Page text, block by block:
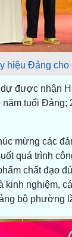
Đảng cho
được nhận
tuổi Đảng;
mừng các
quá trình
chất đạo
nghiệm,
bộ phường